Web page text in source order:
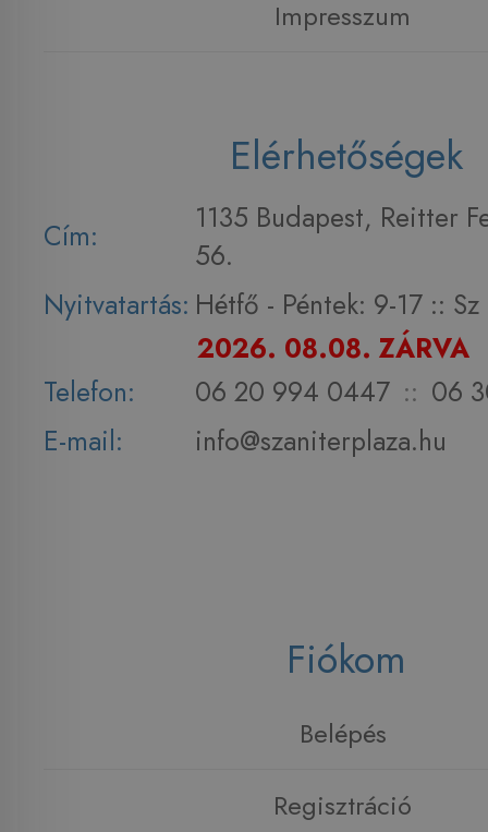
Impresszum
Elérhetőségek
Cím:
1135 Budapest, Reitter
56.
Nyitvatartás: Hétfő - Péntek: 9-17 :: Sz
2026. 08.08. ZÁRVA
Telefon:
06 20 994 0447 :: 06
E-mail:
info@szaniterplaza.hu
Fiókom
Belépés
Regisztráció